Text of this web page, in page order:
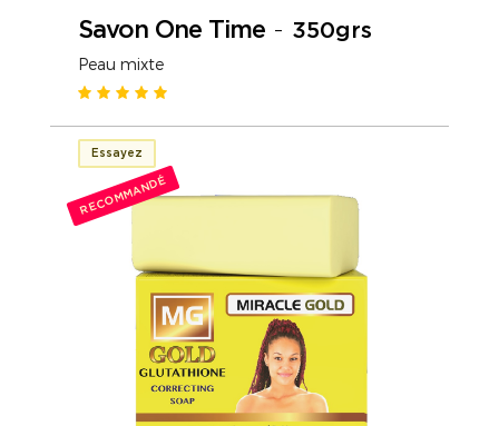
Savon One Time- 350grs
Peau mixte
Essayez
RECOMMANDÉ